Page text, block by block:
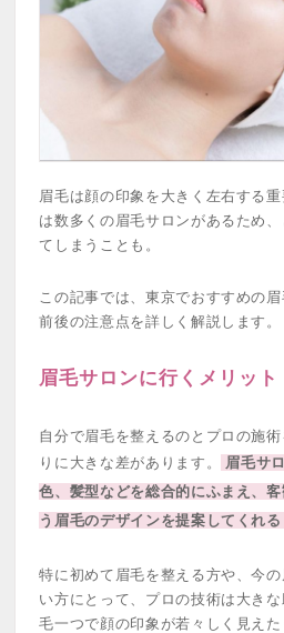
眉毛は顔の印象を大きく左右する
は数多くの眉毛サロンがあるため
てしまうことも。
この記事では、東京でおすすめの
前後の注意点を詳しく解説します。
眉毛サロンに行くメリット
自分で眉毛を整えるのとプロの施
りに大きな差があります。
眉毛サ
色、髪型などを総合的にふまえ、
う眉毛のデザインを提案してくれる
特に初めて眉毛を整える方や、今
い方にとって、プロの技術は大き
毛一つで顔の印象が若々しく見え